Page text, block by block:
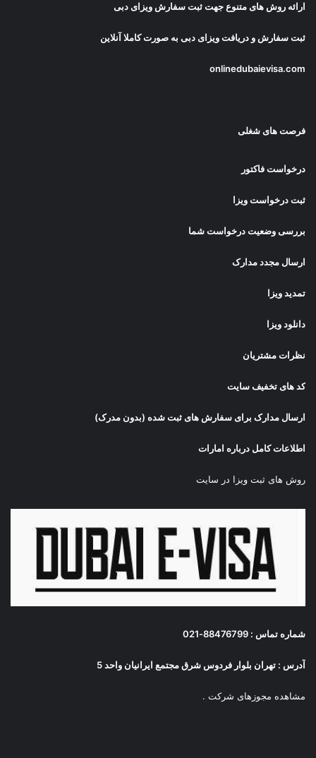
ارائه روش های متنوع جهت ثبت سفارش ویزای دبی
ثبت سفارش و دریافتویزای دبی به صورت کاملا آنلاین
onlinedubaievisa.com
فرصت های شغلی
درخواست فاکتور
ثبت درخواست ویزا
بررسی وضعیت درخواست شما
ارسال مجدد مدارک
تمدید ویزا
دانلود ویزا
نظرات مشتریان
کد های تخفیف سایت
ارسال مدارک برای سفارش های ثبت شده (بدون مدرک)
اطلاعات کامل درباره امارات
روش های ثبت ویزا در سایت
شماره تماس : 88476799-021
آدرس : تهران بلوار فردوس شرق مجتمع ایرانیان واحد 5
مشاهده مجوزهای شرکت .